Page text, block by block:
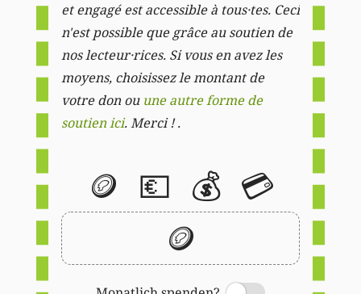
et engagé est accessible à tous·tes. Ceci
n'est possible que grâce au soutien de
nos lecteur·rices. Si vous en avez les
moyens, choisissez le montant de
votre don ou une autre forme de
soutien ici. Merci ! .
🪙 💶 💰 💳
🪙